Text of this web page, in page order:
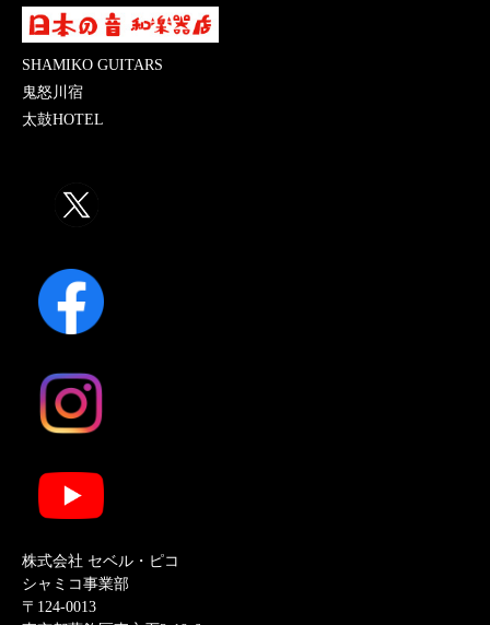
SHAMIKO GUITARS
鬼怒川宿
太鼓HOTEL
株式会社 セベル・ピコ
シャミコ事業部
〒124-0013